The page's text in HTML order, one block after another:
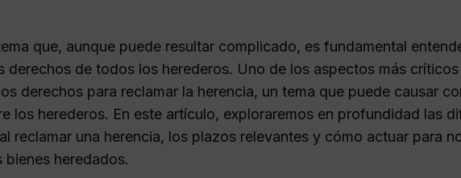
que, aunque puede resultar complicado, es fundamental
derechos de todos los herederos. Uno de los aspectos más
derechos para reclamar la herencia, un tema que puede causar
los herederos. En este artículo, exploraremos en profundidad las
reclamar una herencia, los plazos relevantes y cómo actuar para
heredados.